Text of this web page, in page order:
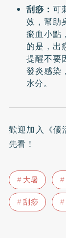
刮痧： 可
效，幫助
瘀血小點
的是，出
提醒不要
發炎感染
水分。
歡迎加入 《
先看！
大暑
刮痧